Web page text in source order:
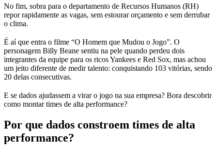
No fim, sobra para o departamento de Recursos Humanos (RH)
repor rapidamente as vagas, sem estourar orçamento e sem derrubar
o clima.
É aí que entra o filme “O Homem que Mudou o Jogo”. O
personagem Billy Beane sentiu na pele quando perdeu dois
integrantes da equipe para os ricos Yankees e Red Sox, mas achou
um jeito diferente de medir talento: conquistando 103 vitórias, sendo
20 delas consecutivas.
E se dados ajudassem a virar o jogo na sua empresa? Bora descobrir
como montar times de alta performance?
Por que dados constroem times de alta
performance?